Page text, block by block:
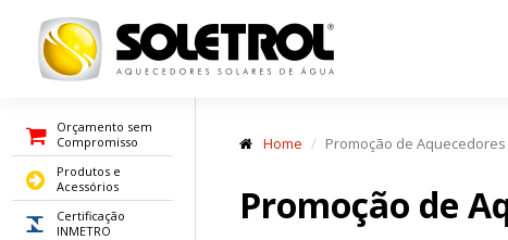
Orçamento sem
Compromisso
Produtos e
Acessórios
Certificação
INMETRO
Home Promoção de
Promoção de